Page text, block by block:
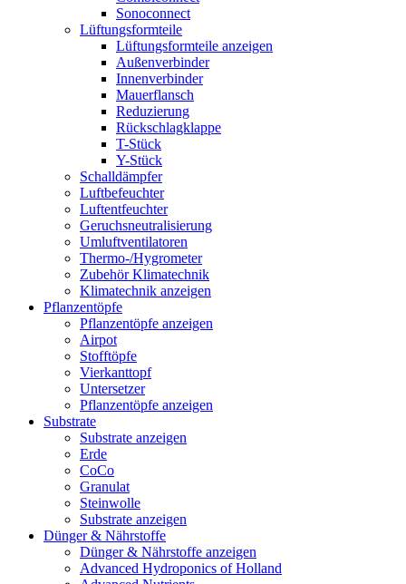
Sonoconnect
Lüftungsformteile
Lüftungsformteile anzeigen
Außenverbinder
Innenverbinder
Mauerflansch
Reduzierung
Rückschlagklappe
T-Stück
Y-Stück
Schalldämpfer
Luftbefeuchter
Luftentfeuchter
Geruchsneutralisierung
Umluftventilatoren
Thermo-/Hygrometer
Zubehör Klimatechnik
Klimatechnik anzeigen
Pflanzentöpfe
Pflanzentöpfe anzeigen
Airpot
Stofftöpfe
Vierkanttopf
Untersetzer
Pflanzentöpfe anzeigen
Substrate
Substrate anzeigen
Erde
CoCo
Granulat
Steinwolle
Substrate anzeigen
Dünger & Nährstoffe
Dünger & Nährstoffe anzeigen
Advanced Hydroponics of Holland